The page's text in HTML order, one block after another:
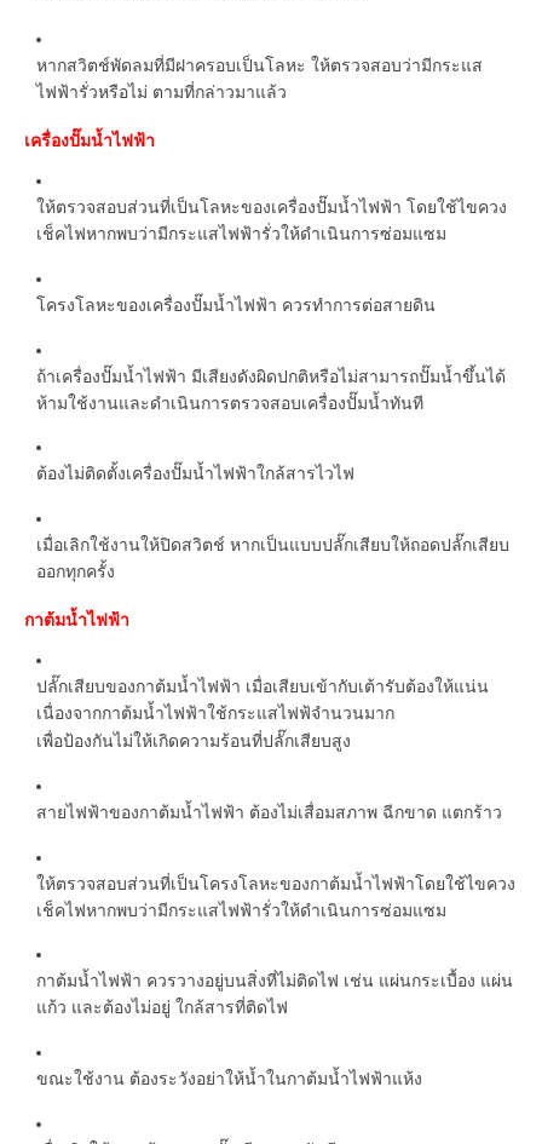
หากสวิตช์พัดลมที่มีฝาครอบเป็นโลหะ ให้ตรวจสอบว่ามีกระแส
ไฟฟ้ารั่วหรือไม่ ตามที่กล่าวมาแล้ว
เครื่องปั๊มน้ำไฟฟ้า
ให้ตรวจสอบส่วนที่เป็นโลหะของเครื่องปั๊มน้ำไฟฟ้า โดยใช้ไขควง
เช็คไฟหากพบว่ามีกระแสไฟฟ้ารั่วให้ดำเนินการซ่อมแซม
โครงโลหะของเครื่องปั๊มน้ำไฟฟ้า ควรทำการต่อสายดิน
ถ้าเครื่องปั๊มน้ำไฟฟ้า มีเสียงดังผิดปกติหรือไม่สามารถปั๊มน้ำขึ้นได้
ห้ามใช้งานและดำเนินการตรวจสอบเครื่องปั๊มน้ำทันที
ต้องไม่ติดตั้งเครื่องปั๊มน้ำไฟฟ้าใกล้สารไวไฟ
เมื่อเลิกใช้งานให้ปิดสวิตช์ หากเป็นแบบปลั๊กเสียบให้ถอดปลั๊กเสียบ
ออกทุกครั้ง
กาต้มน้ำไฟฟ้า
ปลั๊กเสียบของกาต้มน้ำไฟฟ้า เมื่อเสียบเข้ากับเต้ารับต้องให้แน่น
เนื่องจากกาต้มน้ำไฟฟ้าใช้กระแสไฟฟ้จำนวนมาก
เพื่อป้องกันไม่ให้เกิดความร้อนที่ปลั๊กเสียบสูง
สายไฟฟ้าของกาต้มน้ำไฟฟ้า ต้องไม่เสื่อมสภาพ ฉีกขาด แตกร้าว
ให้ตรวจสอบส่วนที่เป็นโครงโลหะของกาต้มน้ำไฟฟ้าโดยใช้ไขควง
เช็คไฟหากพบว่ามีกระแสไฟฟ้ารั่วให้ดำเนินการซ่อมแซม
กาต้มน้ำไฟฟ้า ควรวางอยู่บนสิ่งที่ไม่ติดไฟ เช่น แผ่นกระเบื้อง แผ่น
แก้ว และต้องไม่อยู่ ใกล้สารที่ติดไฟ
ขณะใช้งาน ต้องระวังอย่าให้น้ำในกาต้มน้ำไฟฟ้าแห้ง